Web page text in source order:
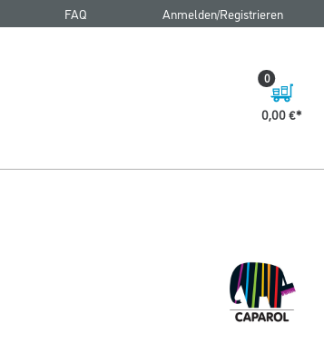
FAQ Anmelden/Registrieren
0,00 €
0